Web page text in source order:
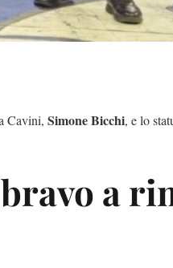
Cavini, Simone Bicchi, e lo
a